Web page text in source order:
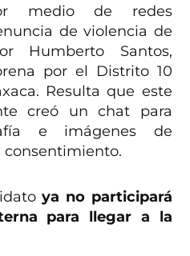
medio de redes
de violencia de
Humberto Santos,
por el Distrito 10
Resulta que este
creó un chat para
e imágenes de
consentimiento.
ya no participará
para llegar a la